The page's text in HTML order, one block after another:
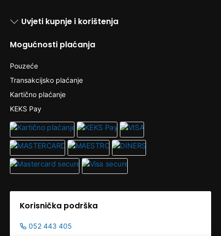
Uvjeti kupnje i korištenja
Mogućnosti plaćanja
Pouzeće
Transakcijsko plaćanje
Kartično plaćanje
KEKS Pay
Korisnička podrška
052 443 405